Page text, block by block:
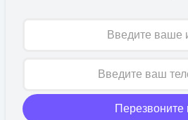
Перезвоните